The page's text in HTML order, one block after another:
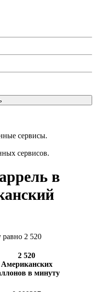
сервисы.
сервисов.
в
равно 2 520
2 520
Американских
в минуту